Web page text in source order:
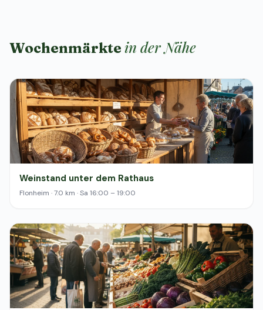
Wochenmärkte in der Nähe
Weinstand unter dem Rathaus
Flonheim · 7.0 km · Sa 16:00 – 19:00